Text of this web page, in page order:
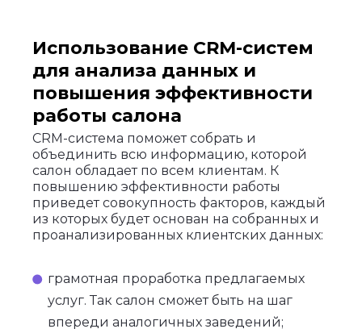
Использование CRM-систем
для анализа данных и
повышения эффективности
работы салона
CRM-система поможет собрать и
объединить всю информацию, которой
салон обладает по всем клиентам. К
повышению эффективности работы
приведет совокупность факторов, каждый
из которых будет основан на собранных и
проанализированных клиентских данных:
грамотная проработка предлагаемых
услуг. Так салон сможет быть на шаг
впереди аналогичных заведений;